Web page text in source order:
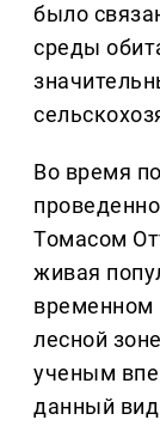
было
среды
Во время
Томасом
живая
временном
лесной
ученым
данный вид